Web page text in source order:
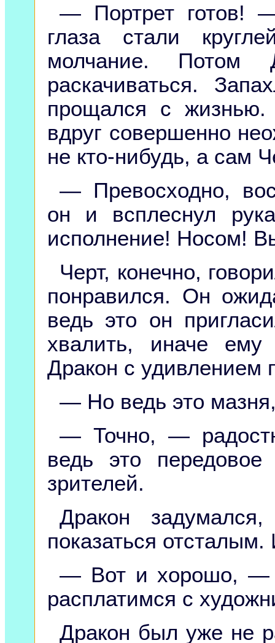
— Портрет готов!
глаза стали
молчание. Потом
раскачиваться.
прощался с жизнью.
вдруг совершенно
не кто-нибудь, а сам
— Превосходно,
он и всплеснул
исполнение! Носом!
Черт, конечно,
понравился. Он
ведь это он
хвалить, иначе ему
Дракон с удивлением
— Но ведь это
— Точно, —
ведь это
зрителей.
Дракон
показаться
— Вот и хорошо, —
расплатимся с
Дракон был уже не